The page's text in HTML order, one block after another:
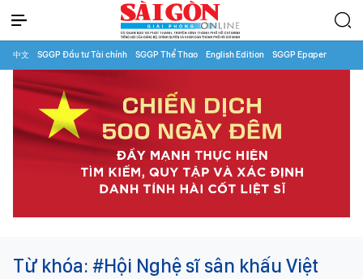
中文 SGGP Đầu tư Tài chính SGGP Thể Thao English Edition SGGP Epaper
Từ khóa: #Hội Nghệ sĩ sân khấu Việt